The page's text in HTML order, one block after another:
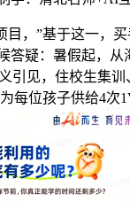
”基于这一，
疑：暑假起，
引见，住校生集
每位孩子供给4